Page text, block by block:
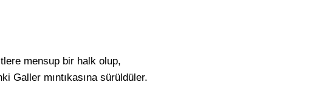
mensup bir halk olup,
Galler mıntıkasına sürüldüler.